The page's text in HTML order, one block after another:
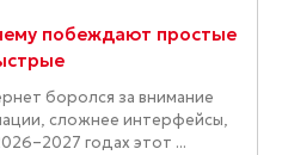
побеждают простые
боролся за внимание
сложнее интерфейсы,
годах этот ...